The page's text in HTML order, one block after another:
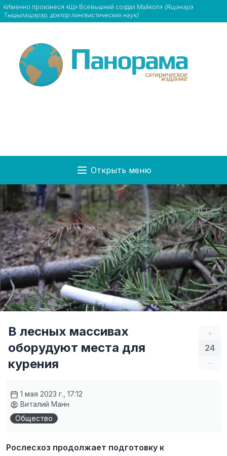
«Именно произнеся «Щ» Всевышний создал Майкоп» (Ящэнэрэ
Тыщылащэрэр, доктор лингвистических наук)
Открыть меню
+
24
–
В лесных массивах
оборудуют места для
курения
1 мая 2023 г., 17:12
Виталий Манн
Общество
Рослесхоз продолжает подготовку к